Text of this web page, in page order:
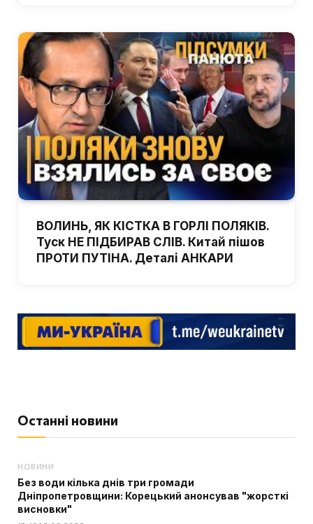
ВОЛИНЬ, ЯК КІСТКА В ГОРЛІ ПОЛЯКІВ.
Туск НЕ ПІДБИРАВ СЛІВ. Китай пішов
ПРОТИ ПУТІНА. Деталі АНКАРИ
Останні новини
НОВИНИ
Без води кілька днів три громади
Дніпропетровщини: Корецький анонсував "жорсткі
висновки"